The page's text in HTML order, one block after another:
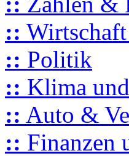
::
:: Politik
:: Klima
:: Auto &
:: Finanzen